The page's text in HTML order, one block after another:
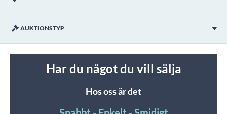
AUKTIONSTYP
Har du något du vill sälja
Hos oss är det